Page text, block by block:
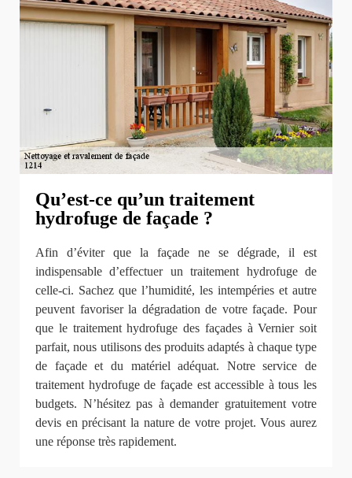
Qu’est-ce qu’un traitement
hydrofuge de façade ?
Afin d’éviter que la façade ne se dégrade, il est
indispensable d’effectuer un traitement hydrofuge de
celle-ci. Sachez que l’humidité, les intempéries et autre
peuvent favoriser la dégradation de votre façade. Pour
que le traitement hydrofuge des façades à Vernier soit
parfait, nous utilisons des produits adaptés à chaque type
de façade et du matériel adéquat. Notre service de
traitement hydrofuge de façade est accessible à tous les
budgets. N’hésitez pas à demander gratuitement votre
devis en précisant la nature de votre projet. Vous aurez
une réponse très rapidement.